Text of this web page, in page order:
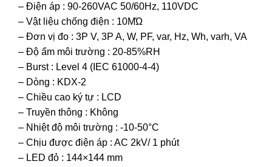
– Điện áp : 90-260VAC 50/60Hz, 110VDC
– Vật liệu chống điện : 10MΏ
– Đơn vị đo : 3P V, 3P A, W, PF, var, Hz, Wh, varh, VA
– Độ ẩm môi trường : 20-85%RH
– Burst : Level 4 (IEC 61000-4-4)
– Dòng : KDX-2
– Chiều cao ký tự : LCD
– Truyền thông : Không
– Nhiệt độ môi trường : -10-50°C
– Chịu được điện áp : AC 2kV/ 1 phút
– LED đỏ : 144×144 mm